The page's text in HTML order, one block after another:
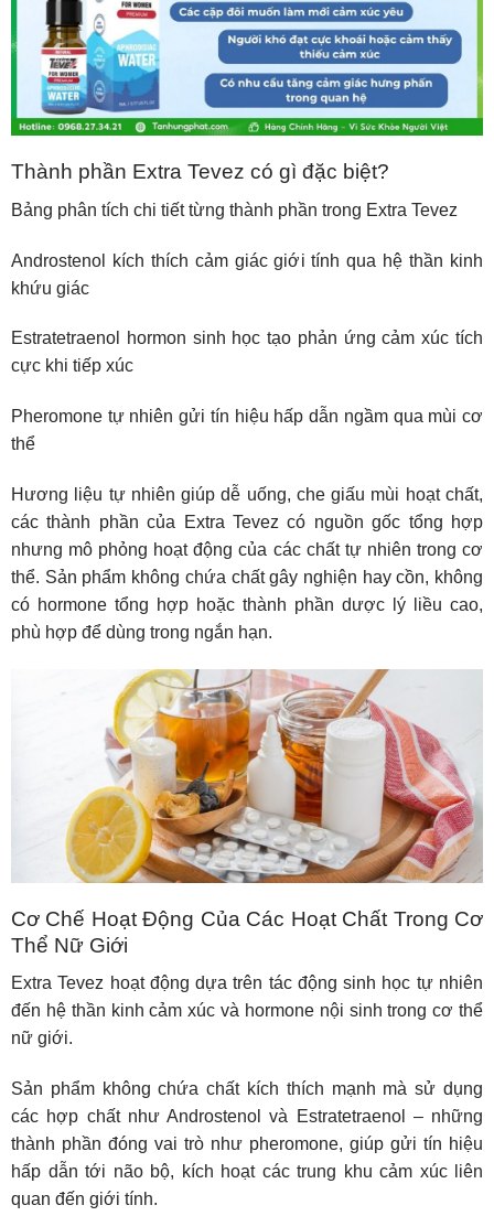
Thành phần Extra Tevez có gì đặc biệt?
Bảng phân tích chi tiết từng thành phần trong Extra Tevez
Androstenol kích thích cảm giác giới tính qua hệ thần kinh
khứu giác
Estratetraenol hormon sinh học tạo phản ứng cảm xúc tích
cực khi tiếp xúc
Pheromone tự nhiên gửi tín hiệu hấp dẫn ngầm qua mùi cơ
thể
Hương liệu tự nhiên giúp dễ uống, che giấu mùi hoạt chất,
các thành phần của Extra Tevez có nguồn gốc tổng hợp
nhưng mô phỏng hoạt động của các chất tự nhiên trong cơ
thể. Sản phẩm không chứa chất gây nghiện hay cồn, không
có hormone tổng hợp hoặc thành phần dược lý liều cao,
phù hợp để dùng trong ngắn hạn.
Cơ Chế Hoạt Động Của Các Hoạt Chất Trong Cơ
Thể Nữ Giới
Extra Tevez hoạt động dựa trên tác động sinh học tự nhiên
đến hệ thần kinh cảm xúc và hormone nội sinh trong cơ thể
nữ giới.
Sản phẩm không chứa chất kích thích mạnh mà sử dụng
các hợp chất như Androstenol và Estratetraenol – những
thành phần đóng vai trò như pheromone, giúp gửi tín hiệu
hấp dẫn tới não bộ, kích hoạt các trung khu cảm xúc liên
quan đến giới tính.